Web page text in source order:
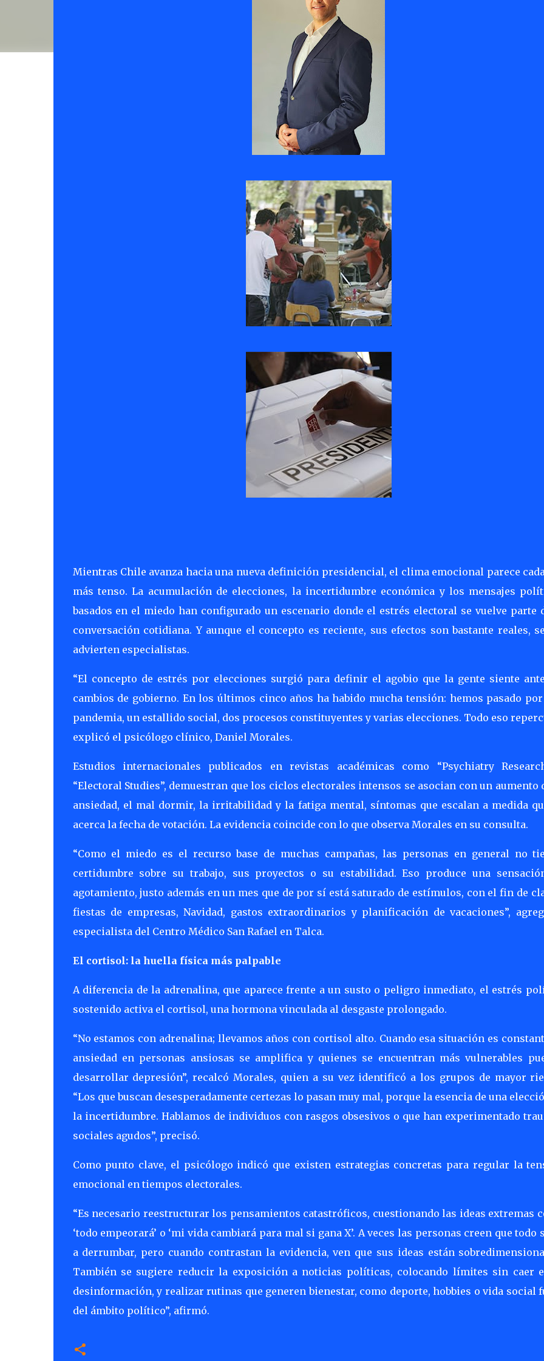
Mientras Chile avanza hacia una nueva definición presidencial, el clima emocional parece
más tenso. La acumulación de elecciones, la incertidumbre económica y los mensajes
basados en el miedo han configurado un escenario donde el estrés electoral se vuelve parte
conversación cotidiana. Y aunque el concepto es reciente, sus efectos son bastante reales,
advierten especialistas.
“El concepto de estrés por elecciones surgió para definir el agobio que la gente siente
cambios de gobierno. En los últimos cinco años ha habido mucha tensión: hemos pasado
pandemia, un estallido social, dos procesos constituyentes y varias elecciones. Todo eso
explicó el psicólogo clínico, Daniel Morales.
Estudios internacionales publicados en revistas académicas como “Psychiatry
“Electoral Studies”, demuestran que los ciclos electorales intensos se asocian con un aumento
ansiedad, el mal dormir, la irritabilidad y la fatiga mental, síntomas que escalan a medida
acerca la fecha de votación. La evidencia coincide con lo que observa Morales en su consulta.
“Como el miedo es el recurso base de muchas campañas, las personas en general no
certidumbre sobre su trabajo, sus proyectos o su estabilidad. Eso produce una
agotamiento, justo además en un mes que de por sí está saturado de estímulos, con el fin de
fiestas de empresas, Navidad, gastos extraordinarios y planificación de vacaciones”,
especialista del Centro Médico San Rafael en Talca.
El cortisol: la huella física más palpable
A diferencia de la adrenalina, que aparece frente a un susto o peligro inmediato, el estrés
sostenido activa el cortisol, una hormona vinculada al desgaste prolongado.
“No estamos con adrenalina; llevamos años con cortisol alto. Cuando esa situación es
ansiedad en personas ansiosas se amplifica y quienes se encuentran más vulnerables
desarrollar depresión”, recalcó Morales, quien a su vez identificó a los grupos de mayor
“Los que buscan desesperadamente certezas lo pasan muy mal, porque la esencia de una
la incertidumbre. Hablamos de individuos con rasgos obsesivos o que han experimentado
sociales agudos”, precisó.
Como punto clave, el psicólogo indicó que existen estrategias concretas para regular la
emocional en tiempos electorales.
“Es necesario reestructurar los pensamientos catastróficos, cuestionando las ideas extremas
‘todo empeorará’ o ‘mi vida cambiará para mal si gana X’. A veces las personas creen que todo
a derrumbar, pero cuando contrastan la evidencia, ven que sus ideas están
También se sugiere reducir la exposición a noticias políticas, colocando límites sin caer
desinformación, y realizar rutinas que generen bienestar, como deporte, hobbies o vida social
del ámbito político”, afirmó.